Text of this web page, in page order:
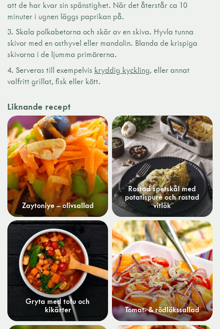
att de har kvar sin spänstighet. När det återstår ca 10
minuter i ugnen läggs paprikan på.
3. Skala polkabetorna och skär av en skiva. Hyvla tunna
skivor med en osthyvel eller mandolin. Blanda de krispiga
skivorna i de ljumma primörerna.
4. Serveras till exempelvis kryddig kyckling, eller annat
valfritt grillat, fisk eller kött.
Liknande recept
Zaytoniye – olivsallad
Rostad spetskål med
potatispuré och rostad
vitlök
Gryta med tofu och
kikärter
Tomat- & rödlökssallad